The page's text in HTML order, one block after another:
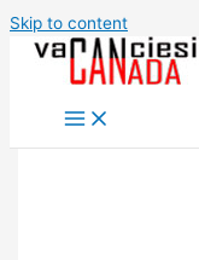
Skip to content